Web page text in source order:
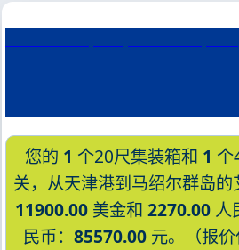
您的 1 个20尺集装箱和 1 个
关，从天津港到马绍尔群岛
11900.00美金和 2270.00人
民币： 85570.00元。（报价